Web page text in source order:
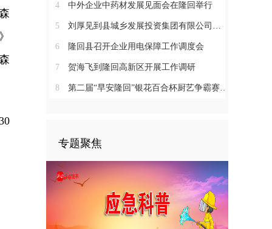
4 中外企业中药材发展见面会在隆回举行
5 刘厚见到县城乡发展投资集团有限公司调研
6 隆回县召开企业用电保障工作调度会
7 贺海飞到隆回高新区开展工作调研
8 第二届“早安隆回”银花百合杯厨艺争霸赛启动
专题聚焦